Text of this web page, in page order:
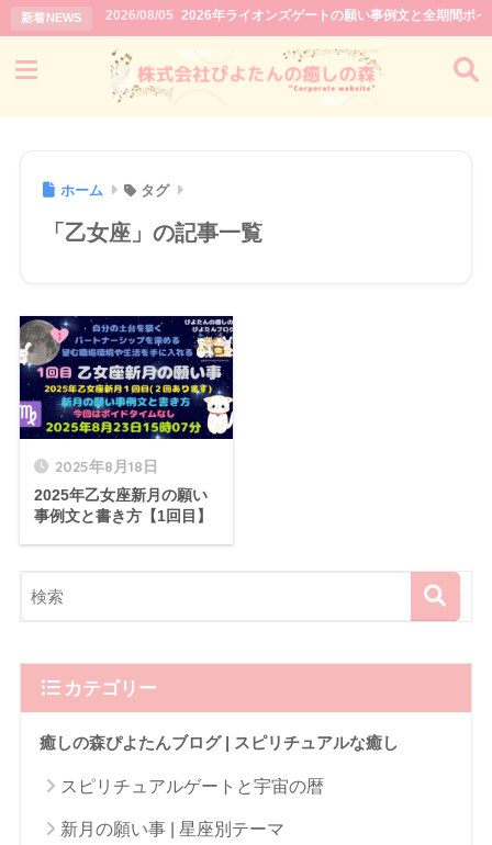
新着NEWS 2026/08/05 2026年ライオンズゲートの願い事例文と全期間ボイ
ホーム タグ
「乙女座」の記事一覧
2025年8月18日
2025年乙女座新月の願い
事例文と書き方【1回目】
カテゴリー
癒しの森ぴよたんブログ | スピリチュアルな癒し
スピリチュアルゲートと宇宙の暦
新月の願い事 | 星座別テーマ